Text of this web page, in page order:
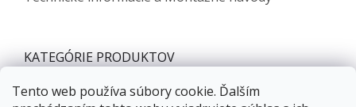
Tento web používa súbory cookie. Ďalším
KATEGÓRIE PRODUKTOV
Nábytkové závesy a výklopy